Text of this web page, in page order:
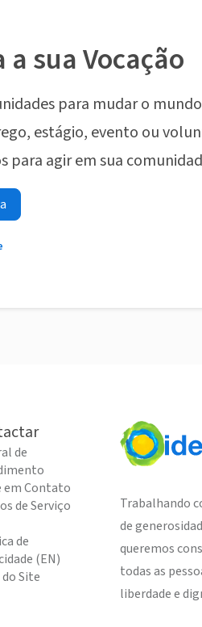
sua Vocação
para mudar o
estágio, evento ou
para agir em sua
de
em Contato
de Serviço
de
(EN)
Site
Trabalhando
de
queremos
todas as
liberdade e